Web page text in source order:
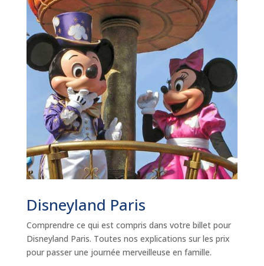
Disneyland Paris
Comprendre ce qui est compris dans votre billet pour
Disneyland Paris. Toutes nos explications sur les prix
pour passer une journée merveilleuse en famille.